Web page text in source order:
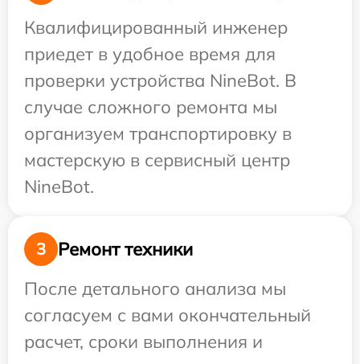
Квалифицированный инженер
приедет в удобное время для
проверки устройства NineBot. В
случае сложного ремонта мы
организуем транспортировку в
мастерскую в сервисный центр
NineBot.
3
Ремонт техники
После детального анализа мы
согласуем с вами окончательный
расчет, сроки выполнения и